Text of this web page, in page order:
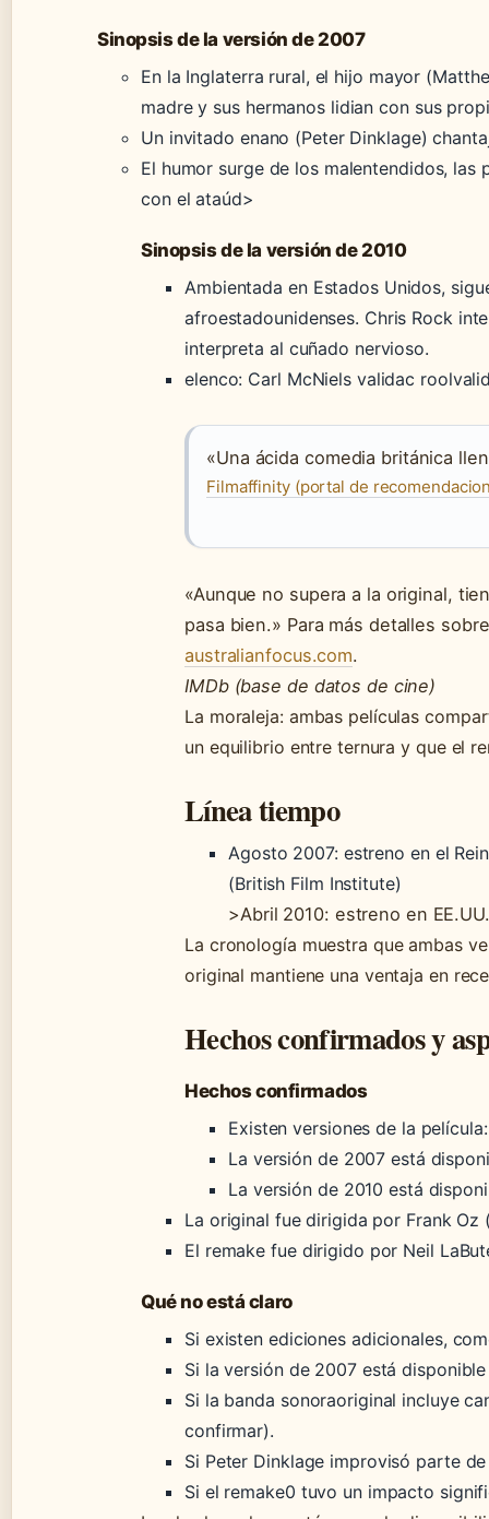
Sinopsis de la versión de 2007
En la Inglaterra rural, el hijo mayor
madre y sus hermanos lidian con sus
Un invitado enano (Peter Dinklage)
El humor surge de los malentendidos,
con el ataúd>
Sinopsis de la versión de 2010
Ambientada en Estados Unidos,
afroestadounidenses. Chris Rock
interpreta al cuñado nervioso.
elenco: Carl McNiels validac
«Una ácida comedia británica
Filmaffinity (portal de
«Aunque no supera a la original,
pasa bien.» Para más detalles
australianfocus.com.
IMDb (base de datos de cine)
La moraleja: ambas películas
un equilibrio entre ternura y que el
Línea tiempo
Agosto 2007: estreno en el
(British Film Institute)
>Abril 2010: estreno en
La cronología muestra que ambas
original mantiene una ventaja en
Hechos confirmados y
Hechos confirmados
Existen versiones de la
La versión de 2007 está
La versión de 2010 está
La original fue dirigida por Frank Oz
El remake fue dirigido por Neil
Qué no está claro
Si existen ediciones adicionales,
Si la versión de 2007 está
Si la banda sonoraoriginal incluye
confirmar).
Si Peter Dinklage improvisó parte
Si el remake0 tuvo un impacto